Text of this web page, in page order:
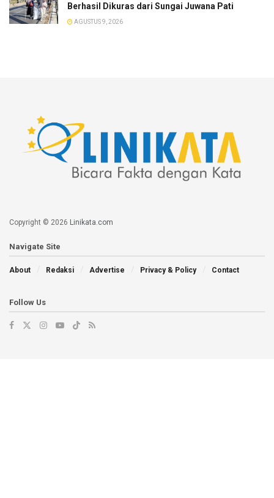
Berhasil Dikuras dari Sungai Juwana Pati
AGUSTUS 9, 2026
Copyright © 2026 Linikata.com
Navigate Site
About Redaksi Advertise Privacy & Policy Contact
Follow Us